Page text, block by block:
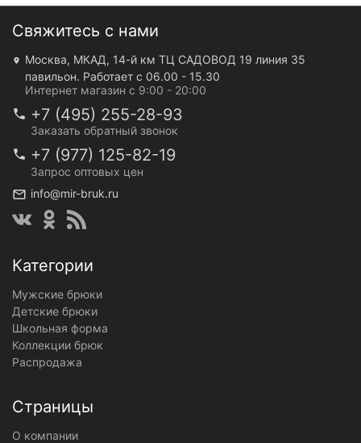
Свяжитесь с нами
Москва, МКАД, 14-й км ТЦ САДОВОД 19 линия 35
павильон. Работает с 06.00 - 15.30
Интернет магазин с 9:00 - 20:00
+7 (495) 255-28-93
Заказать обратный звонок
+7 (977) 125-82-19
Запрос оптовых цен
info@mir-bruk.ru
Категории
Мужские брюки
Детские брюки
Школьная форма
Коллекции брюк
Распродажа
Страницы
О компании